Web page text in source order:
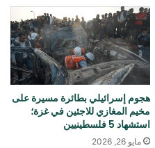
هجوم إسرائيلي بطائرة مسيرة على
مخيم المغازي للاجئين في غزة؛
استشهاد 5 فلسطينيين
مايو 26, 2026